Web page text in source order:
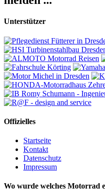
Unterstützer
Offizielles
Startseite
Kontakt
Datenschutz
Impressum
Wo wurde welches Motorrad